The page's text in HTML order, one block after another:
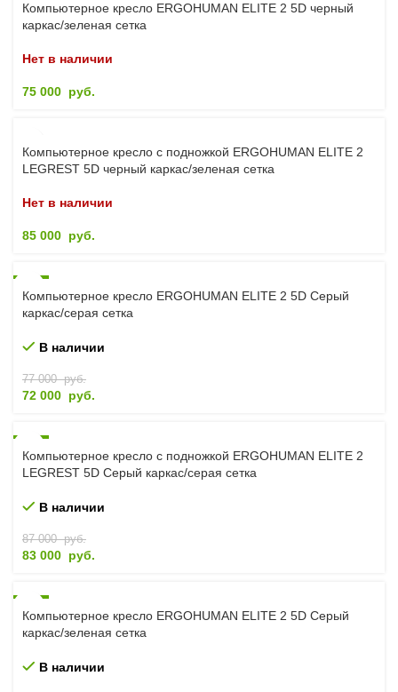
Компьютерное кресло ERGOHUMAN ELITE 2 5D черный
каркас/зеленая сетка
Нет в наличии
75 000 руб.
Компьютерное кресло с подножкой ERGOHUMAN ELITE 2
LEGREST 5D черный каркас/зеленая сетка
Нет в наличии
85 000 руб.
Компьютерное кресло ERGOHUMAN ELITE 2 5D Серый
каркас/серая сетка
В наличии
77 000руб.
72 000 руб.
Компьютерное кресло с подножкой ERGOHUMAN ELITE 2
LEGREST 5D Серый каркас/серая сетка
В наличии
87 000руб.
83 000 руб.
Компьютерное кресло ERGOHUMAN ELITE 2 5D Серый
каркас/зеленая сетка
В наличии